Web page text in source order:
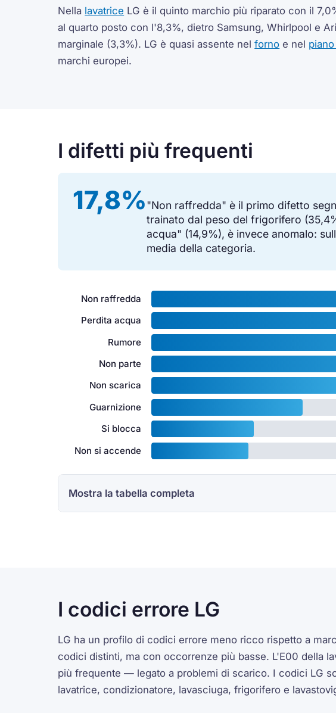
Nella lavatrice LG è il quinto marchio più riparato con il
al quarto posto con l'8,3%, dietro Samsung, Whirlpool e
marginale (3,3%). LG è quasi assente nelforno e nel
marchi europei.
I difetti più frequenti
17,8%"Non raffredda" è il primo difetto
trainato dal peso del frigorifero
acqua" (14,9%), è invece anomalo:
media della categoria.
Non raffredda
Perdita acqua
Rumore
Non parte
Non scarica
Guarnizione
Si blocca
Non si accende
Mostra la tabella completa
I codici errore LG
LG ha un profilo di codici errore meno ricco rispetto a
codici distinti, ma con occorrenze più basse. L'E00 della
più frequente — legato a problemi di scarico. I codici LG
lavatrice, condizionatore, lavasciuga, frigorifero e